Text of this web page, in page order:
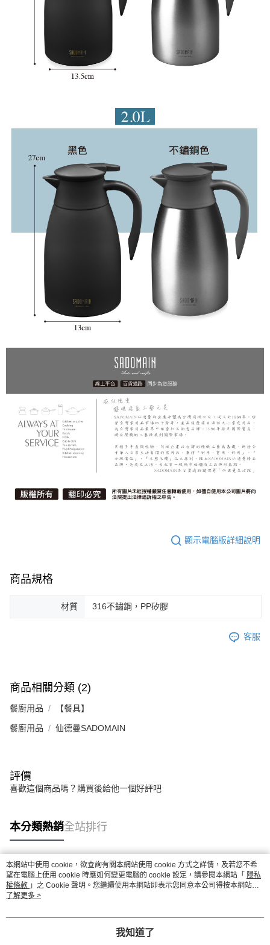
顯示電腦版詳細說明
商品規格
材質 316不鏽鋼，PP矽膠
客服
商品相關分類 (2)
餐廚用品 【餐具】
餐廚用品 仙德曼SADOMAIN
評價
喜歡這個商品嗎？購買後給他一個好評吧
本分類熱銷全站排行
熱門標籤
本網站中使用 cookie，欲查詢有關本網站使用 cookie 方式之詳情，及若您不希
望在電腦上使用 cookie 時應如何變更電腦的 cookie 設定，請參閱本網站「 隱私
權條款 」之 Cookie 聲明。您繼續使用本網站即表示您同意本公司得按本網站使
用條款之 Cookie 聲明使用 cookie。
了解更多 >
我知道了